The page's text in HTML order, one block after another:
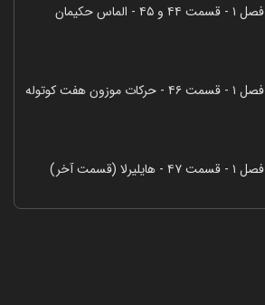
فصل ۱ - قسمت ۴۴ و ۴۵ - الماس حکیمان
فصل ۱ - قسمت ۴۶ - حرکات موزون هفت کوتوله
فصل ۱ - قسمت ۴۷ - هایلیرلا (قسمت آخر)